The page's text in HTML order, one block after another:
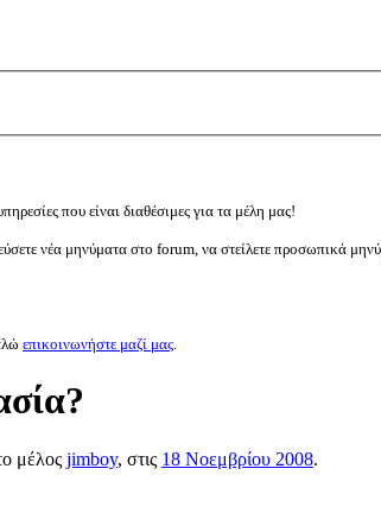
που είναι διαθέσιμες για τα μέλη μας!
νέα μηνύματα στο forum, να στείλετε προσωπικά
επικοινωνήστε μαζί μας.
μέλος jimboy, στις 18 Νοεμβρίου 2008.